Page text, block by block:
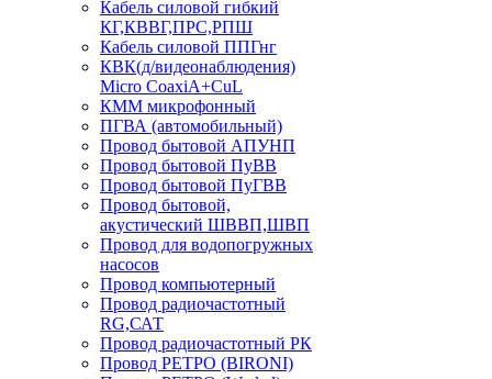
Кабель силовой гибкий
КГ,КВВГ,ПРС,РПШ
Кабель силовой ППГнг
КВК(д/видеонаблюдения)
Micro CoaxiA+CuL
КММ микрофонный
ПГВА (автомобильный)
Провод бытовой АПУНП
Провод бытовой ПуВВ
Провод бытовой ПуГВВ
Провод бытовой,
акустический ШВВП,ШВП
Провод для водопогружных
насосов
Провод компьютерный
Провод радиочастотный
RG,САТ
Провод радиочастотный РК
Провод РЕТРО (BIRONI)